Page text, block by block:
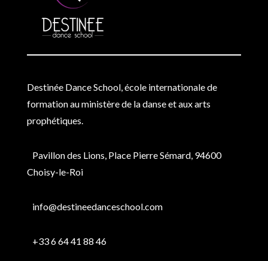
Destinée Dance School, école internationale de
formation au ministère de la danse et aux arts
prophétiques.
Pavillon des Lions, Place Pierre Sémard, 94600
Choisy-le-Roi
info@destineedanceschool.com
+33 6 64 41 88 46